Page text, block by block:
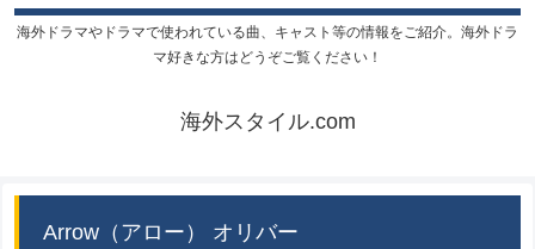
海外ドラマやドラマで使われている曲、キャスト等の情報をご紹介。海外ドラ
マ好きな方はどうぞご覧ください！
海外スタイル.com
Arrow（アロー） オリバー